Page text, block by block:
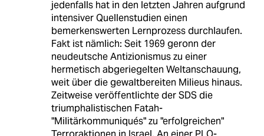
jedenfalls hat in den letzten Jahren aufgrund
intensiver Quellenstudien einen
bemerkenswerten Lernprozess durchlaufen.
Fakt ist nämlich: Seit 1969 geronn der
neudeutsche Antizionismus zu einer
hermetisch abgeriegelten Weltanschauung,
weit über die gewaltbereiten Milieus hinaus.
Zeitweise veröffentlichte der SDS die
triumphalistischen Fatah-
"Militärkommuniqués" zu "erfolgreichen"